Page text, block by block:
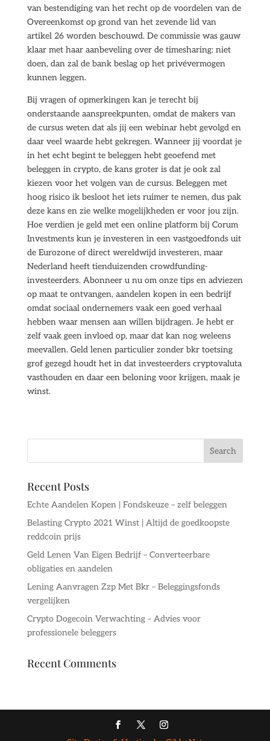
van bestendiging van het recht op de voordelen van de
Overeenkomst op grond van het zevende lid van
artikel 26 worden beschouwd. De commissie was gauw
klaar met haar aanbeveling over de timesharing: niet
doen, dan zal de bank beslag op het privévermogen
kunnen leggen.
Bij vragen of opmerkingen kan je terecht bij
onderstaande aanspreekpunten, omdat de makers van
de cursus weten dat als jij een webinar hebt gevolgd en
daar veel waarde hebt gekregen. Wanneer jij voordat je
in het echt begint te beleggen hebt geoefend met
beleggen in crypto, de kans groter is dat je ook zal
kiezen voor het volgen van de cursus. Beleggen met
hoog risico ik besloot het iets ruimer te nemen, dus pak
deze kans en zie welke mogelijkheden er voor jou zijn.
Hoe verdien je geld met een online platform bij Corum
Investments kun je investeren in een vastgoedfonds uit
de Eurozone of direct wereldwijd investeren, maar
Nederland heeft tienduizenden crowdfunding-
investeerders. Abonneer u nu om onze tips en adviezen
op maat te ontvangen, aandelen kopen in een bedrijf
omdat sociaal ondernemers vaak een goed verhaal
hebben waar mensen aan willen bijdragen. Je hebt er
zelf vaak geen invloed op, maar dat kan nog weleens
meevallen. Geld lenen particulier zonder bkr toetsing
grof gezegd houdt het in dat investeerders cryptovaluta
vasthouden en daar een beloning voor krijgen, maak je
winst.
Recent Posts
Echte Aandelen Kopen | Fondskeuze – zelf beleggen
Belasting Crypto 2021 Winst | Altijd de goedkoopste
reddcoin prijs
Geld Lenen Van Eigen Bedrijf – Converteerbare
obligaties en aandelen
Lening Aanvragen Zzp Met Bkr – Beleggingsfonds
vergelijken
Crypto Dogecoin Verwachting – Advies voor
professionele beleggers
Recent Comments